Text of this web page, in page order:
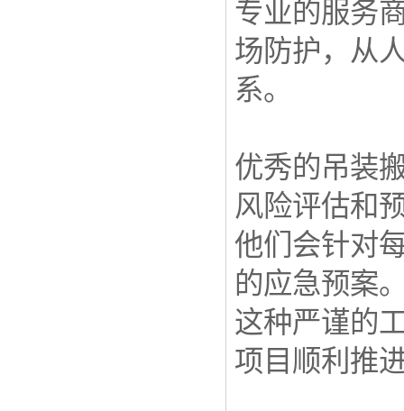
专业的服务
场防护，从
系。
优秀的吊装
风险评估和
他们会针对
的应急预案
这种严谨的
项目顺利推